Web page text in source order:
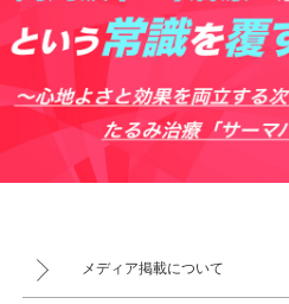
メディア掲載について